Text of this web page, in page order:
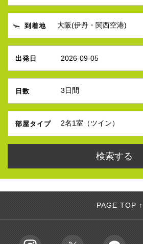
到着地
出発日 2026-09-05
日数
部屋タイプ
PAGE TOP ↑